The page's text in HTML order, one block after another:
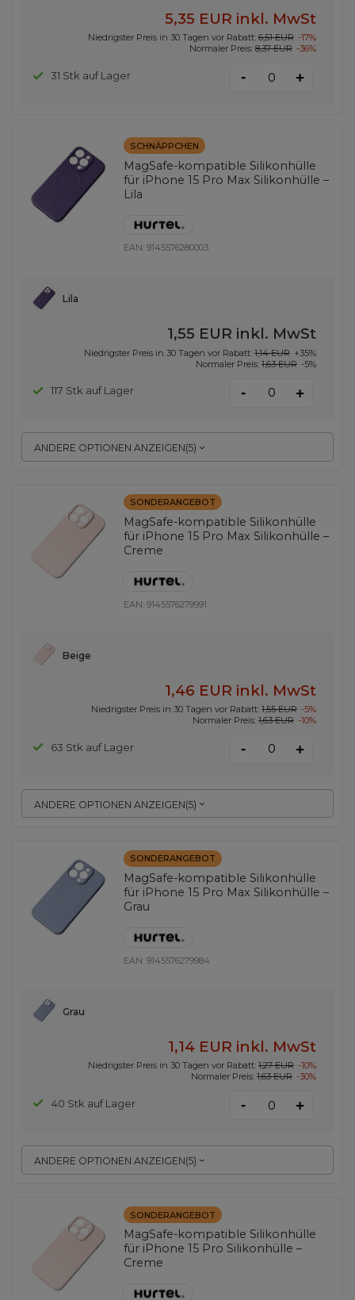
5,35 EUR inkl. MwSt
Niedrigster Preis in 30 Tagen vor Rabatt: 6,51 EUR -17%
Normaler Preis: 8,37 EUR -36%
31 Stk auf Lager - +
SCHNÄPPCHEN
MagSafe-kompatible Silikonhülle
für iPhone 15 Pro Max Silikonhülle –
Lila
EAN:9145576280003
ANDERE OPTIONEN ANZEIGEN(5)
Lila
1,55 EUR inkl. MwSt
Niedrigster Preis in 30 Tagen vor Rabatt: 1,14 EUR +35%
Normaler Preis: 1,63 EUR -5%
117 Stk auf Lager - +
SONDERANGEBOT
MagSafe-kompatible Silikonhülle
für iPhone 15 Pro Max Silikonhülle –
Creme
EAN:9145576279991
ANDERE OPTIONEN ANZEIGEN(5)
Beige
1,46 EUR inkl. MwSt
Niedrigster Preis in 30 Tagen vor Rabatt: 1,55 EUR -5%
Normaler Preis: 1,63 EUR -10%
63 Stk auf Lager - +
SONDERANGEBOT
MagSafe-kompatible Silikonhülle
für iPhone 15 Pro Max Silikonhülle –
Grau
EAN:9145576279984
ANDERE OPTIONEN ANZEIGEN(5)
Grau
1,14 EUR inkl. MwSt
Niedrigster Preis in 30 Tagen vor Rabatt: 1,27 EUR -10%
Normaler Preis: 1,63 EUR -30%
40 Stk auf Lager - +
SONDERANGEBOT
MagSafe-kompatible Silikonhülle
für iPhone 15 Pro Silikonhülle –
Creme